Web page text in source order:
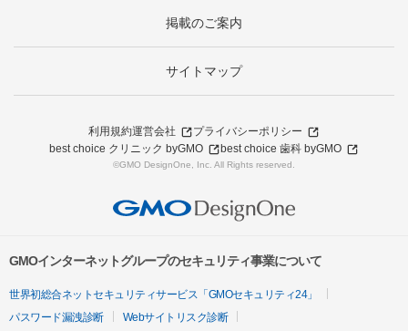
掲載のご案内
サイトマップ
利用規約運営会社
プライバシーポリシー
best choice クリニック byGMO
best choice 歯科 byGMO
©GMO DesignOne, Inc. All Rights reserved.
GMOインターネットグループのセキュリティ事業について
世界初総合ネットセキュリティサービス「GMOセキュリティ24」
パスワード漏洩診断
Webサイトリスク診断